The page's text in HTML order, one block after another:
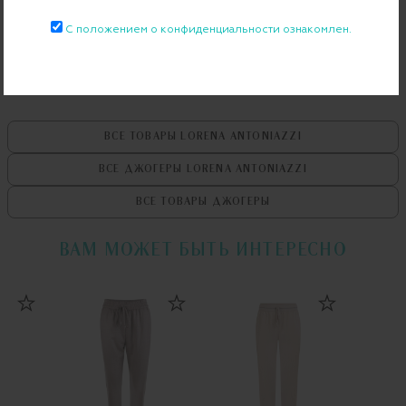
Примерка при доставке торговым представителем
ВСЕ ТОВАРЫ LORENA ANTONIAZZI
ВСЕ ДЖОГЕРЫ LORENA ANTONIAZZI
ВСЕ ТОВАРЫ ДЖОГЕРЫ
ВАМ МОЖЕТ БЫТЬ ИНТЕРЕСНО
С положением о конфиденциальности ознакомлен.